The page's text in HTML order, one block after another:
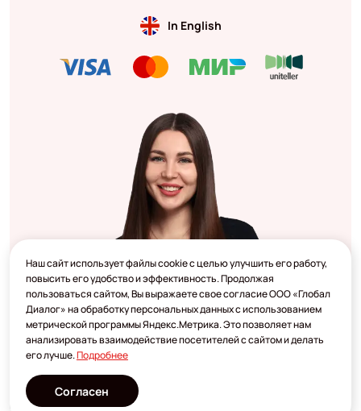
In English
Разработано
Наш сайт использует файлы cookie с целью улучшить его работу,
повысить его удобство и эффективность. Продолжая
пользоваться сайтом, Вы выражаете свое согласие ООО «Глобал
Диалог» на обработку персональных данных с использованием
метрической программы Яндекс.Метрика. Это позволяет нам
анализировать взаимодействие посетителей с сайтом и делать
его лучше.Подробнее
Согласен